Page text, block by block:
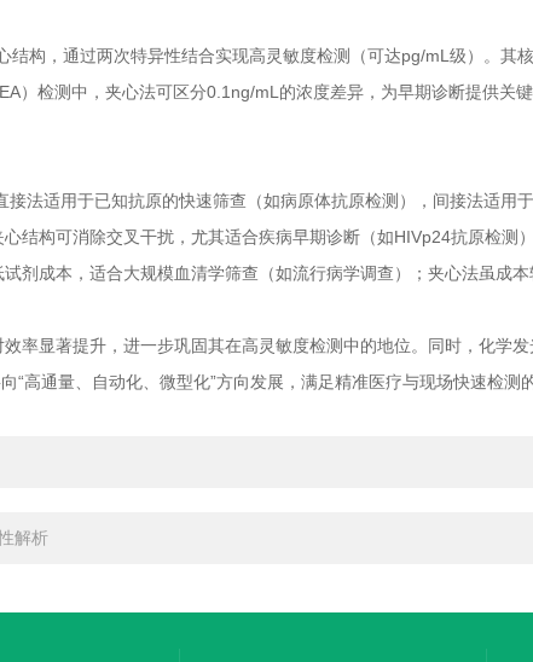
构，通过两次特异性结合实现高灵敏度检测（可达pg/mL级）。其
）检测中，夹心法可区分0.1ng/mL的浓度差异，为早期诊断提供
适用于已知抗原的快速筛查（如病原体抗原检测），间接法适用于
构可消除交叉干扰，尤其适合疾病早期诊断（如HIVp24抗原检测
成本，适合大规模血清学筛查（如流行病学调查）；夹心法虽成本
显著提升，进一步巩固其在高灵敏度检测中的地位。同时，化学
高通量、自动化、微型化”方向发展，满足精准医疗与现场快速检测
解析